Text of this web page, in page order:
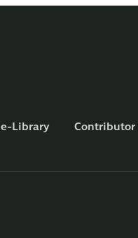
e-Library Contributor